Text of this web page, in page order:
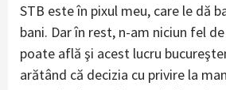
STB este în pixul meu, care le dă
bani. Dar în rest, n-am niciun fel
poate află şi acest lucru
arătând că decizia cu privire la